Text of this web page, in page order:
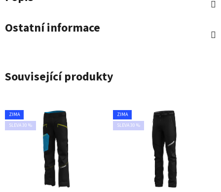
Ostatní informace
Související produkty
ZIMA
SLEVA 30 %
ZIMA
SLEVA 30 %